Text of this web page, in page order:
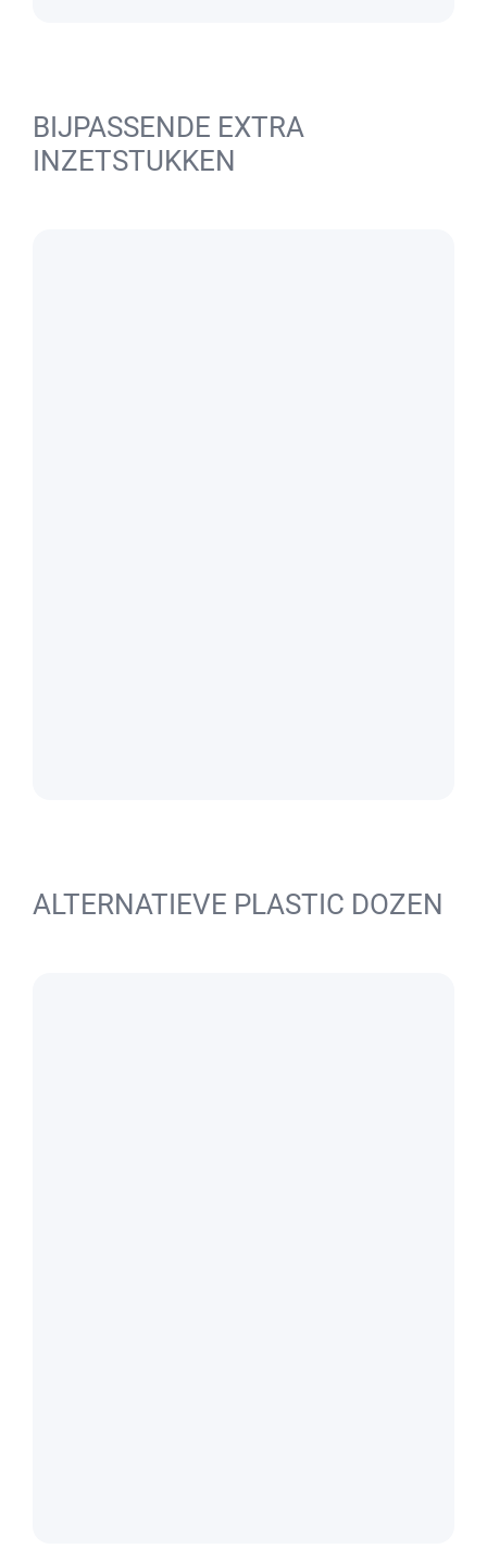
BIJPASSENDE EXTRA
INZETSTUKKEN
ALTERNATIEVE PLASTIC DOZEN